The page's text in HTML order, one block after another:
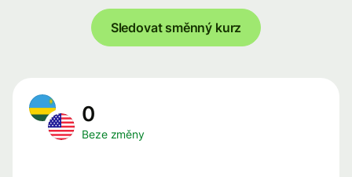
Sledovat směnný kurz
0
Beze změny